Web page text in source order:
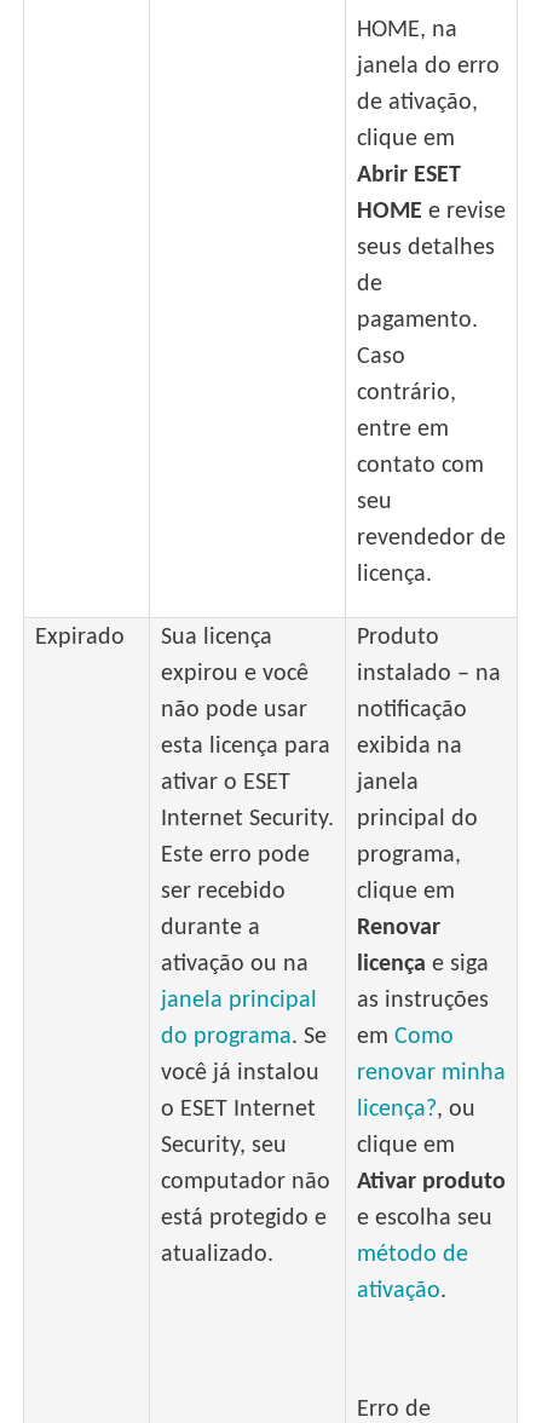
HOME, na
janela do erro
de ativação,
clique em
Abrir ESET
HOME e revise
seus detalhes
de
pagamento.
Caso
contrário,
entre em
contato com
seu
revendedor de
licença.
Expirado
Sua licença
expirou e você
não pode usar
esta licença para
ativar o ESET
Internet Security.
Este erro pode
ser recebido
durante a
ativação ou na
janela principal
do programa. Se
você já instalou
o ESET Internet
Security, seu
computador não
está protegido e
atualizado.
Produto
instalado – na
notificação
exibida na
janela
principal do
programa,
clique em
Renovar
licença e siga
as instruções
emComo
renovar minha
licença?, ou
clique em
Ativar produto
e escolha seu
método de
ativação.
Erro de